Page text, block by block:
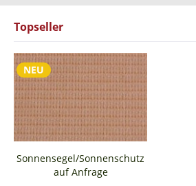
Topseller
NEU
Sonnensegel/Sonnenschutz
auf Anfrage